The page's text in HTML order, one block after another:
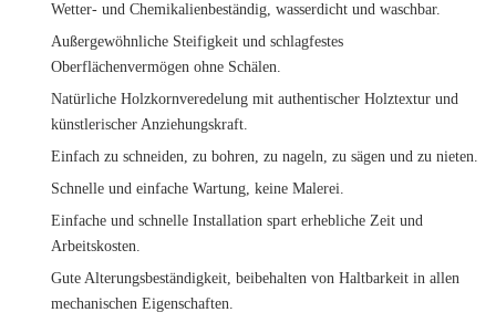
Wetter- und Chemikalienbeständig, wasserdicht und waschbar.
Außergewöhnliche Steifigkeit und schlagfestes
Oberflächenvermögen ohne Schälen.
Natürliche Holzkornveredelung mit authentischer Holztextur und
künstlerischer Anziehungskraft.
Einfach zu schneiden, zu bohren, zu nageln, zu sägen und zu nieten.
Schnelle und einfache Wartung, keine Malerei.
Einfache und schnelle Installation spart erhebliche Zeit und
Arbeitskosten.
Gute Alterungsbeständigkeit, beibehalten von Haltbarkeit in allen
mechanischen Eigenschaften.